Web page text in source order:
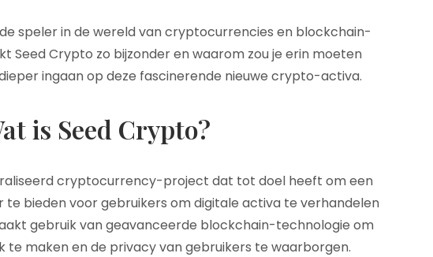
speler in de wereld van cryptocurrencies en blockchain-
Seed Crypto zo bijzonder en waarom zou je erin moeten
ingaan op deze fascinerende nieuwe crypto-activa.
is Seed Crypto?
cryptocurrency-project dat tot doel heeft om een
bieden voor gebruikers om digitale activa te verhandelen
gebruik van geavanceerde blockchain-technologie om
te maken en de privacy van gebruikers te waarborgen.